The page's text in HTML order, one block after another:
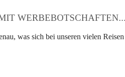
was sich bei unseren vielen